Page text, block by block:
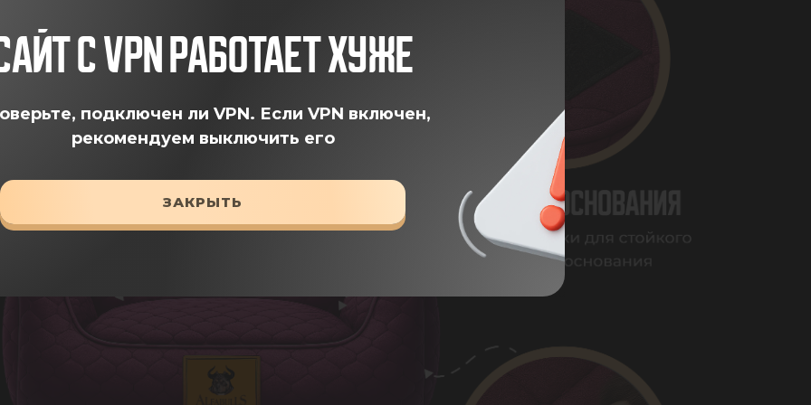
С VPN РАБОТАЕТ ХУЖЕ
подключен ли VPN. Если VPN включен,
рекомендуем выключить его
ЗАКРЫТЬ